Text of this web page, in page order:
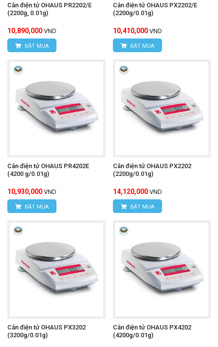
Cân điện tử OHAUS PR2202/E
(2200g, 0.01g)
10,890,000 VND
ĐẶT MUA
Cân điện tử OHAUS PX2202/E
(2200g/0.01g)
10,410,000 VND
ĐẶT MUA
Cân điện tử OHAUS PR4202E
(4200 g/0.01g)
10,930,000 VND
ĐẶT MUA
Cân điện tử OHAUS PX2202
(2200g/0.01g)
14,120,000 VND
ĐẶT MUA
Cân điện tử OHAUS PX3202
(3200g/0.01g)
Cân điện tử OHAUS PX4202
(4200g/0.01g)